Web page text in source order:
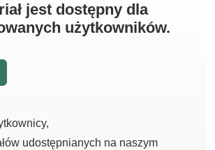
jest dostępny dla
użytkowników.
udostępnianych na naszym